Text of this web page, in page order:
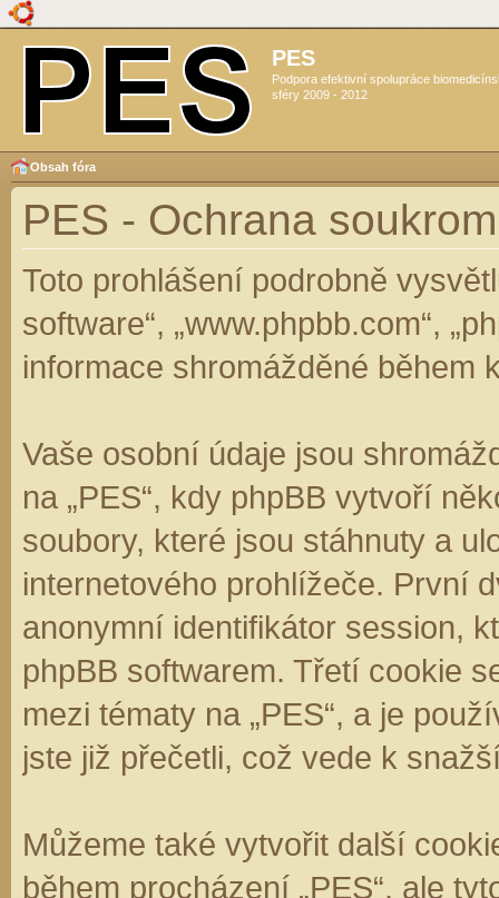
PES
Podpora efektivní spolupráce
sféry 2009 - 2012
Obsah fóra
PES - Ochrana
Toto prohlášení podrobně
software“, „www.phpbb.com“,
informace shromážděné během
Vaše osobní údaje jsou
na „PES“, kdy phpBB vytvoří
soubory, které jsou stáhnuty a
internetového prohlížeče. První
anonymní identifikátor session,
phpBB softwarem. Třetí cookie
mezi tématy na „PES“, a je
jste již přečetli, což vede k
Můžeme také vytvořit další
během procházení „PES“, ale